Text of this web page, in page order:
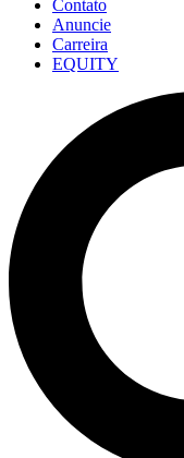
Contato
Anuncie
Carreira
EQUITY